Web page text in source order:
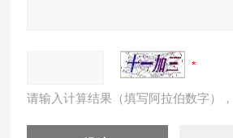
请输入计算结果（填写阿拉伯数字）